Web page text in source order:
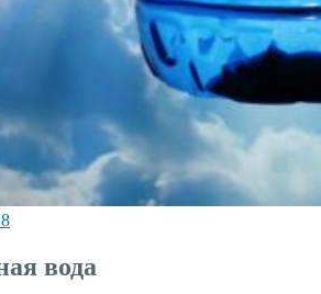
вода